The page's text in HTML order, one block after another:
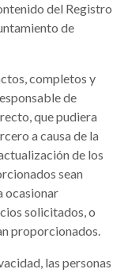
del Registro
de
completos y
de
que pudiera
a causa de la
de los
sean
ocasionar
solicitados, o
proporcionados.
las personas